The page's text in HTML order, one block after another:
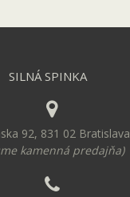
SILNÁ SPINKA
92, 831 02 Bratislava
kamenná predajňa)